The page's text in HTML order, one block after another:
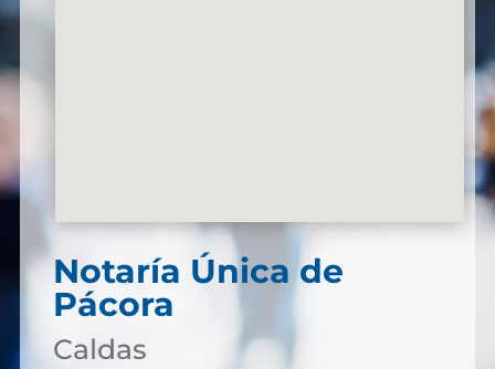
Notaría Única de
Pácora
Caldas